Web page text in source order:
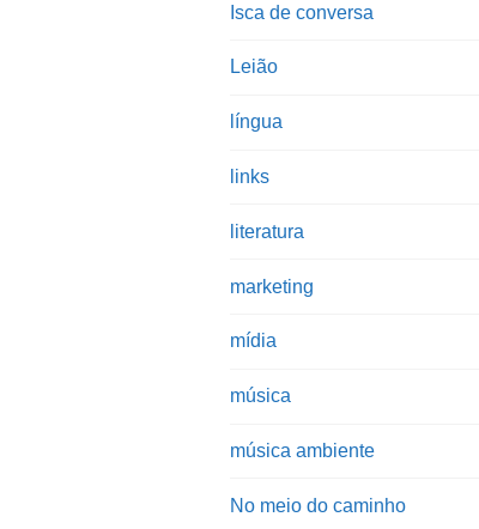
Isca de conversa
Leião
língua
links
literatura
marketing
mídia
música
música ambiente
No meio do caminho